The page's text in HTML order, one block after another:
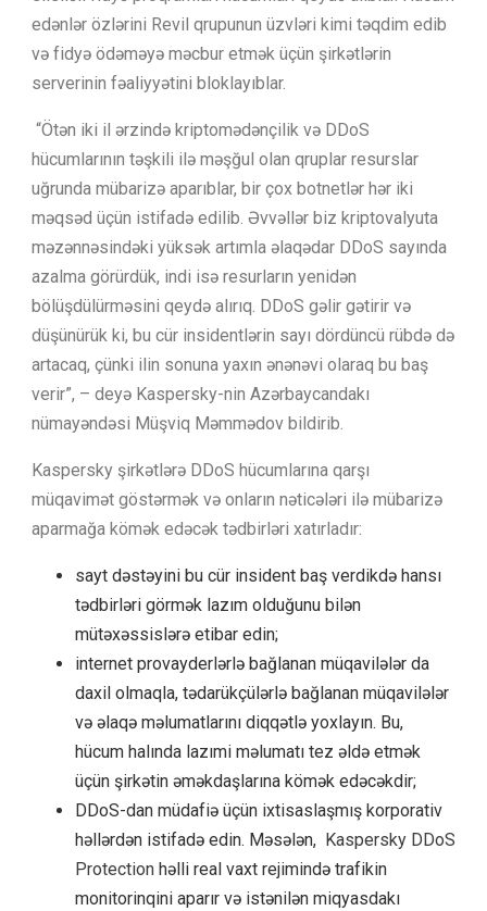
edənlər özlərini Revil qrupunun üzvləri kimi təqdim edib
və fidyə ödəməyə məcbur etmək üçün şirkətlərin
serverinin fəaliyyətini bloklayıblar.
“Ötən iki il ərzində kriptomədənçilik və DDoS
hücumlarının təşkili ilə məşğul olan qruplar resurslar
uğrunda mübarizə aparıblar, bir çox botnetlər hər iki
məqsəd üçün istifadə edilib. Əvvəllər biz kriptovalyuta
məzənnəsindəki yüksək artımla əlaqədar DDoS sayında
azalma görürdük, indi isə resurların yenidən
bölüşdülürməsini qeydə alırıq. DDoS gəlir gətirir və
düşünürük ki, bu cür insidentlərin sayı dördüncü rübdə də
artacaq, çünki ilin sonuna yaxın ənənəvi olaraq bu baş
verir”, – deyə Kaspersky-nin Azərbaycandakı
nümayəndəsi Müşviq Məmmədov bildirib.
Kaspersky şirkətlərə DDoS hücumlarına qarşı
müqavimət göstərmək və onların nəticələri ilə mübarizə
aparmağa kömək edəcək tədbirləri xatırladır:
sayt dəstəyini bu cür insident baş verdikdə hansı
tədbirləri görmək lazım olduğunu bilən
mütəxəssislərə etibar edin;
internet provayderlərlə bağlanan müqavilələr da
daxil olmaqla, tədarükçülərlə bağlanan müqavilələr
və əlaqə məlumatlarını diqqətlə yoxlayın. Bu,
hücum halında lazımi məlumatı tez əldə etmək
üçün şirkətin əməkdaşlarına kömək edəcəkdir;
DDoS-dan müdafiə üçün ixtisaslaşmış korporativ
həllərdən istifadə edin. Məsələn, Kaspersky DDoS
Protection həlli real vaxt rejimində trafikin
monitorinqini aparır və istənilən miqyasdakı